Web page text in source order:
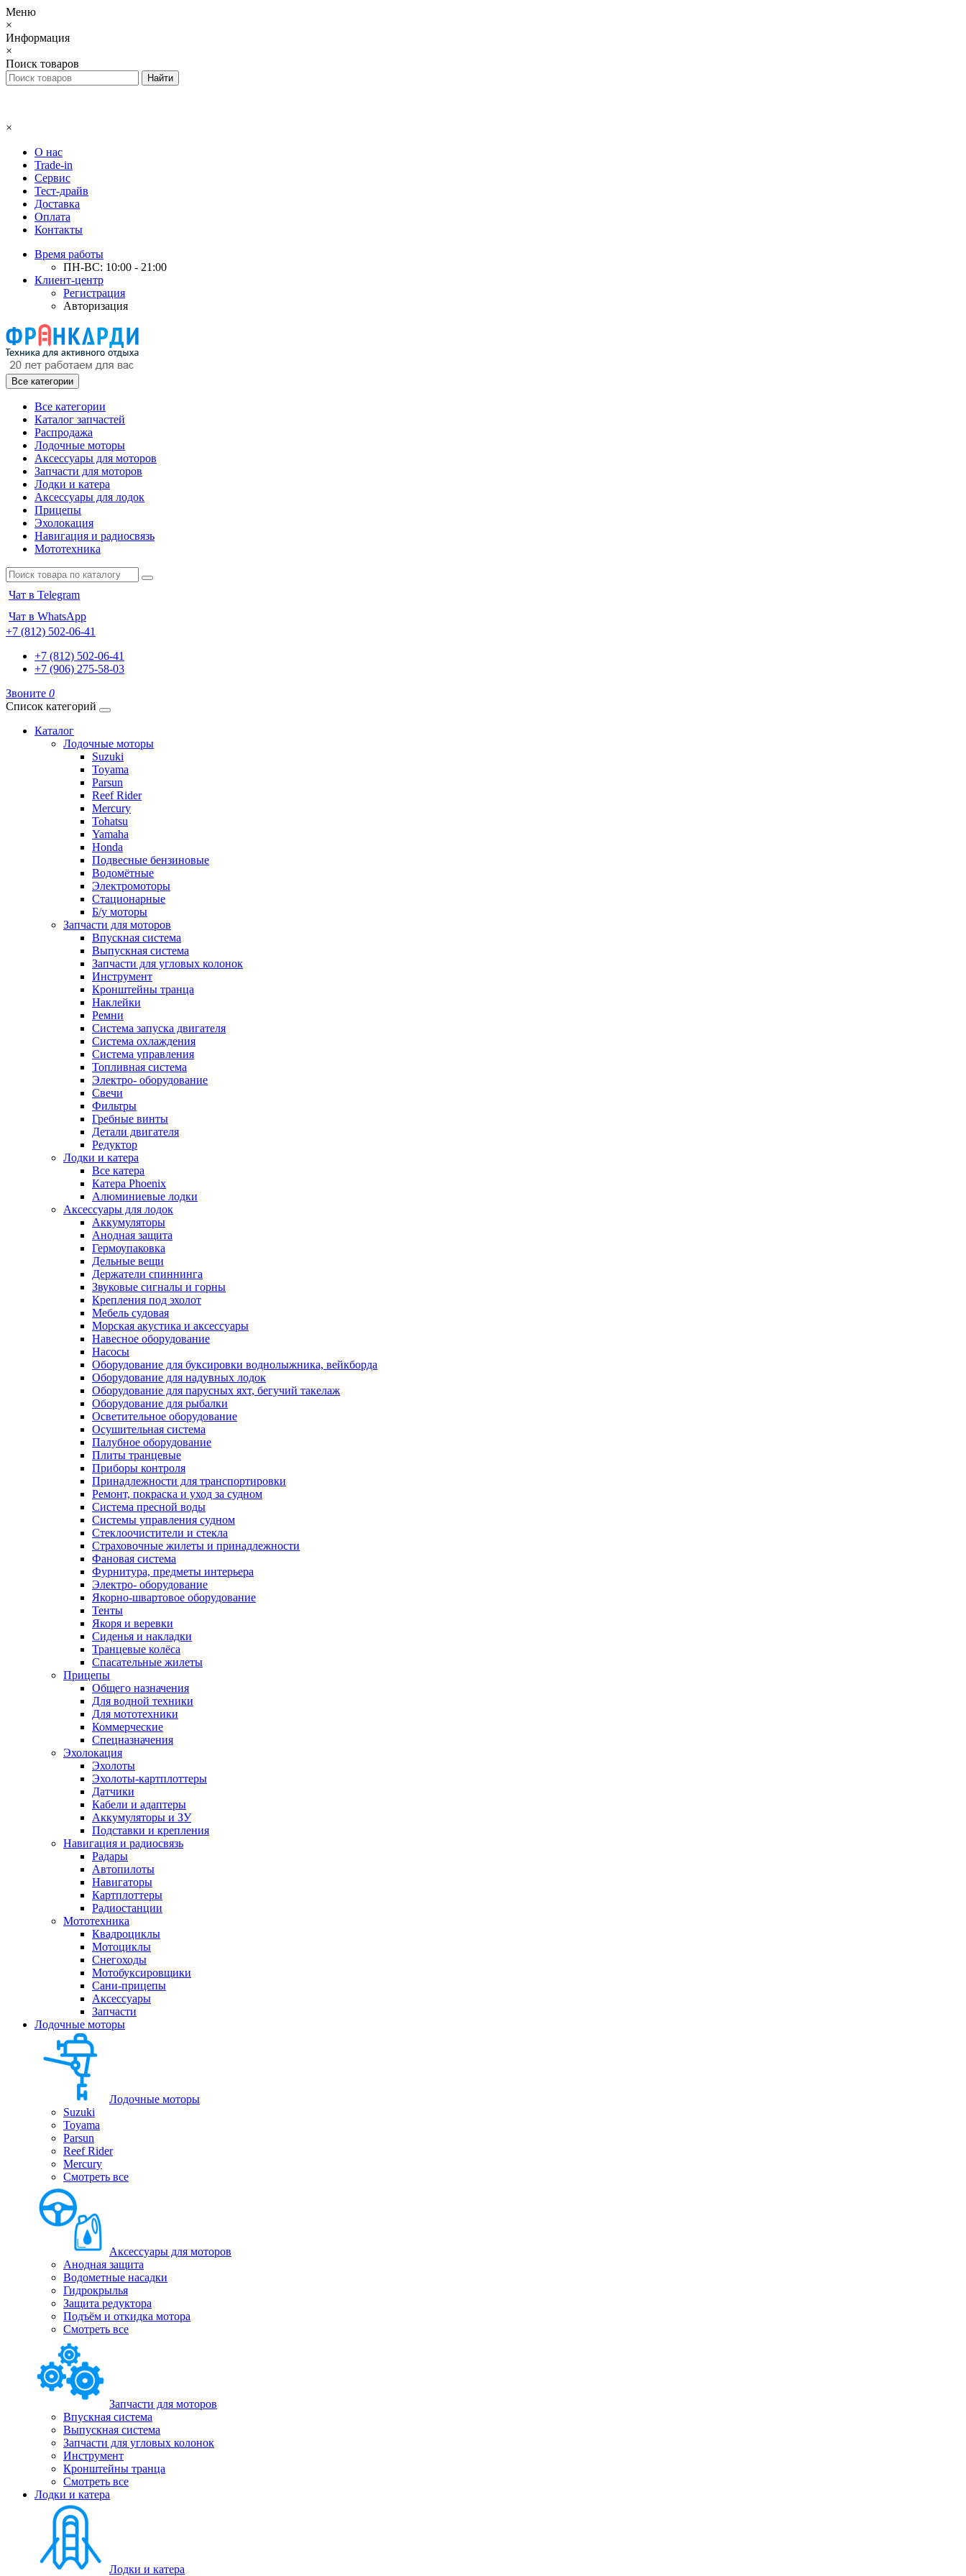
Меню
×
Информация
×
Поиск товаров
×
О нас
Trade-in
Сервис
Тест-драйв
Доставка
Оплата
Контакты
Время работы
ПН-ВС: 10:00 - 21:00
Клиент-центр
Регистрация
Авторизация
Все категории
Все категории
Каталог запчастей
Распродажа
Лодочные моторы
Аксессуары для моторов
Запчасти для моторов
Лодки и катера
Аксессуары для лодок
Прицепы
Эхолокация
Навигация и радиосвязь
Мототехника
Чат в Telegram
Чат в WhatsApp
+7 (812) 502-06-41
+7 (812) 502-06-41
+7 (906) 275-58-03
Звоните 0
Список категорий
Каталог
Лодочные моторы
Suzuki
Toyama
Parsun
Reef Rider
Mercury
Tohatsu
Yamaha
Honda
Подвесные бензиновые
Водомётные
Электромоторы
Стационарные
Б/у моторы
Запчасти для моторов
Впускная система
Выпускная система
Запчасти для угловых колонок
Инструмент
Кронштейны транца
Наклейки
Ремни
Система запуска двигателя
Система охлаждения
Система управления
Топливная система
Электро- оборудование
Свечи
Фильтры
Гребные винты
Детали двигателя
Редуктор
Лодки и катера
Все катера
Катера Phoenix
Алюминиевые лодки
Аксессуары для лодок
Аккумуляторы
Анодная защита
Гермоупаковка
Дельные вещи
Держатели спиннинга
Звуковые сигналы и горны
Крепления под эхолот
Мебель судовая
Морская акустика и аксессуары
Навесное оборудование
Насосы
Оборудование для буксировки воднолыжника, вейкборда
Оборудование для надувных лодок
Оборудование для парусных яхт, бегучий такелаж
Оборудование для рыбалки
Осветительное оборудование
Осушительная система
Палубное оборудование
Плиты транцевые
Приборы контроля
Принадлежности для транспортировки
Ремонт, покраска и уход за судном
Система пресной воды
Системы управления судном
Стеклоочистители и стекла
Страховочные жилеты и принадлежности
Фановая система
Фурнитура, предметы интерьера
Электро- оборудование
Якорно-швартовое оборудование
Тенты
Якоря и веревки
Сиденья и накладки
Транцевые колёса
Спасательные жилеты
Прицепы
Общего назначения
Для водной техники
Для мототехники
Коммерческие
Спецназначения
Эхолокация
Эхолоты
Эхолоты-картплоттеры
Датчики
Кабели и адаптеры
Аккумуляторы и ЗУ
Подставки и крепления
Навигация и радиосвязь
Радары
Автопилоты
Навигаторы
Картплоттеры
Радиостанции
Мототехника
Квадроциклы
Мотоциклы
Снегоходы
Мотобуксировщики
Сани-прицепы
Аксессуары
Запчасти
Лодочные моторы
Лодочные моторы
Suzuki
Toyama
Parsun
Reef Rider
Mercury
Смотреть все
Аксессуары для моторов
Анодная защита
Водометные насадки
Гидрокрылья
Защита редуктора
Подъём и откидка мотора
Смотреть все
Запчасти для моторов
Впускная система
Выпускная система
Запчасти для угловых колонок
Инструмент
Кронштейны транца
Смотреть все
Лодки и катера
Лодки и катера